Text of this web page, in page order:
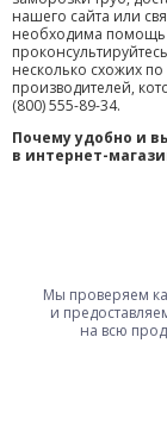
нашего сайта или
необходима помощь
несколько схожих
производителей,
(800) 555-89-34.
Почему удобно и
в интернет-
Мы проверяем
и
на всю